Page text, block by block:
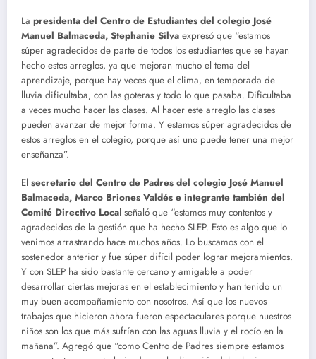
La presidenta del Centro de Estudiantes del colegio José
Manuel Balmaceda, Stephanie Silva expresó que “estamos
súper agradecidos de parte de todos los estudiantes que se hayan
hecho estos arreglos, ya que mejoran mucho el tema del
aprendizaje, porque hay veces que el clima, en temporada de
lluvia dificultaba, con las goteras y todo lo que pasaba. Dificultaba
a veces mucho hacer las clases. Al hacer este arreglo las clases
pueden avanzar de mejor forma. Y estamos súper agradecidos de
estos arreglos en el colegio, porque así uno puede tener una mejor
enseñanza”.
El secretario del Centro de Padres del colegio José Manuel
Balmaceda, Marco Briones Valdés e integrante también del
Comité Directivo Local señaló que “estamos muy contentos y
agradecidos de la gestión que ha hecho SLEP. Esto es algo que lo
venimos arrastrando hace muchos años. Lo buscamos con el
sostenedor anterior y fue súper difícil poder lograr mejoramientos.
Y con SLEP ha sido bastante cercano y amigable a poder
desarrollar ciertas mejoras en el establecimiento y han tenido un
muy buen acompañamiento con nosotros. Así que los nuevos
trabajos que hicieron ahora fueron espectaculares porque nuestros
niños son los que más sufrían con las aguas lluvia y el rocío en la
mañana”. Agregó que “como Centro de Padres siempre estamos